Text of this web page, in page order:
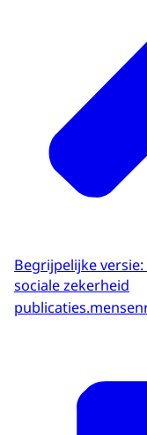
Begrijpelijke
sociale zekerheid